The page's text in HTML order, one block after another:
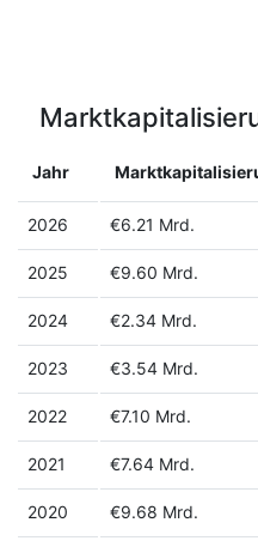
Jahr
2026 €6.21 Mrd.
2025 €9.60 Mrd.
2024 €2.34 Mrd.
2023 €3.54 Mrd.
2022 €7.10 Mrd.
2021 €7.64 Mrd.
2020 €9.68 Mrd.